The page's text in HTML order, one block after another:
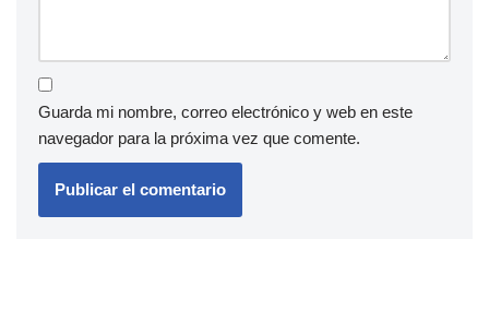
Guarda mi nombre, correo electrónico y web en este
navegador para la próxima vez que comente.